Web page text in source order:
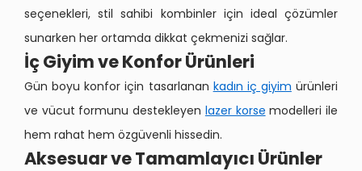
seçenekleri, stil sahibi kombinler için ideal çözümler
sunarken her ortamda dikkat çekmenizi sağlar.
İç Giyim ve Konfor Ürünleri
Gün boyu konfor için tasarlanan kadın iç giyim ürünleri
ve vücut formunu destekleyen lazer korse modelleri ile
hem rahat hem özgüvenli hissedin.
Aksesuar ve Tamamlayıcı Ürünler